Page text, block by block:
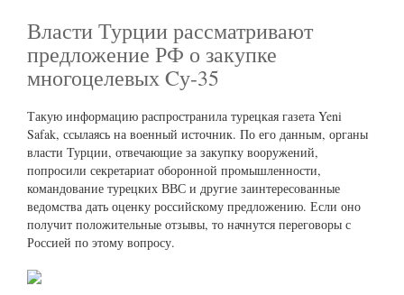
Власти Турции рассматривают
предложение РФ о закупке
многоцелевых Cу-35
Такую информацию распространила турецкая газета Yeni
Safak, ссылаясь на военный источник. По его данным, органы
власти Турции, отвечающие за закупку вооружений,
попросили секретариат оборонной промышленности,
командование турецких ВВС и другие заинтересованные
ведомства дать оценку российскому предложению. Если оно
получит положительные отзывы, то начнутся переговоры с
Россией по этому вопросу.